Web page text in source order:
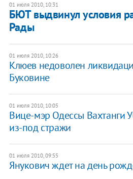
01 июля 2010, 10:31
БЮТ выдвинул условия
Рады
01 июля 2010, 10:26
Клюев недоволен
Буковине
01 июля 2010, 10:05
Вице-мэр Одессы Вахтанги
из-под стражи
01 июля 2010, 09:55
Янукович ждет на день